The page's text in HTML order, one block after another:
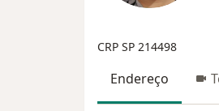
CRP SP 214498
Endereço